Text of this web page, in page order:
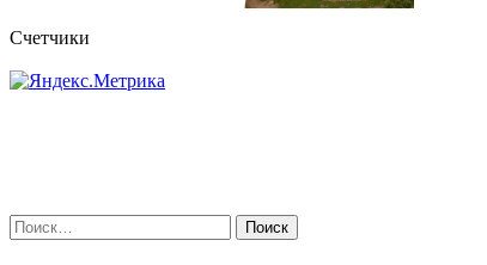
Счетчики
Найти: